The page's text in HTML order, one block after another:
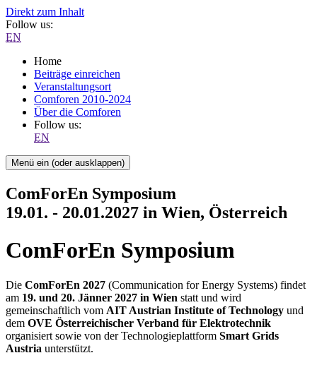
Direkt zum Inhalt
Follow us:
EN
Home
Beiträge einreichen
Veranstaltungsort
Comforen 2010-2024
Über die Comforen
Follow us:
EN
Menü ein (oder ausklappen)
ComForEn Symposium
19.01. - 20.01.2027 in Wien, Österreich
ComForEn Symposium
Die ComForEn 2027 (Communication for Energy Systems) findet
am 19. und 20. Jänner 2027 in Wien statt und wird
gemeinschaftlich vom AIT Austrian Institute of Technology und
dem OVE Österreichischer Verband für Elektrotechnik
organisiert sowie von der Technologieplattform Smart Grids
Austria unterstützt.